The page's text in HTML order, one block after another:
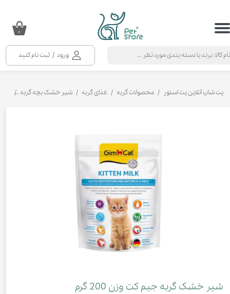
ورود / ثبت نام کنید
حساب کاربری من
خروج از حساب کاربری
۰
پت شاپ آنلاین پت استور محصولات گربه غذای گربه شیر خشک بچه گربه
شیر خشک گربه جیم کت وزن 200 گرم